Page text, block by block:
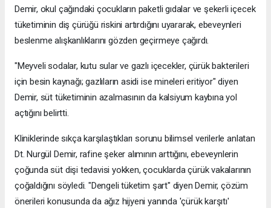
Demir, okul çağındaki çocukların paketli gıdalar ve şekerli içecek
tüketiminin diş çürüğü riskini artırdığını uyararak, ebeveynleri
beslenme alışkanlıklarını gözden geçirmeye çağırdı.
"Meyveli sodalar, kutu sular ve gazlı içecekler, çürük bakterileri
için besin kaynağı; gazlıların asidi ise mineleri eritiyor" diyen
Demir, süt tüketiminin azalmasının da kalsiyum kaybına yol
açtığını belirtti.
Kliniklerinde sıkça karşılaştıkları sorunu bilimsel verilerle anlatan
Dt. Nurgül Demir, rafine şeker alımının arttığını, ebeveynlerin
çoğunda süt dişi tedavisi yokken, çocuklarda çürük vakalarının
çoğaldığını söyledi. "Dengeli tüketim şart" diyen Demir, çözüm
önerileri konusunda da ağız hijyeni yanında 'çürük karşıtı'